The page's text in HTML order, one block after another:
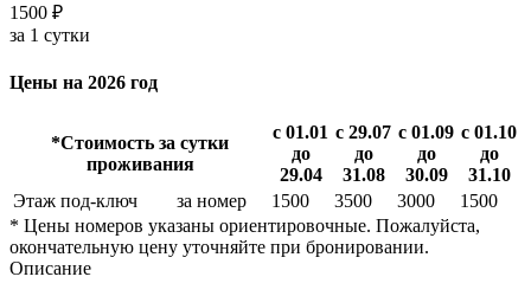
1500 ₽
за 1 сутки
Цены на 2026 год
*Стоимость за сутки
проживания
с 01.01
до
29.04
с 29.07
до
31.08
с 01.09
до
30.09
с 01.10
до
31.10
Этаж под-ключ
за номер 1500 3500 3000
1500
* Цены номеров указаны ориентировочные. Пожалуйста,
окончательную цену уточняйте при бронировании.
Описание